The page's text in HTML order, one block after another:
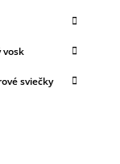
vosk
sviečky